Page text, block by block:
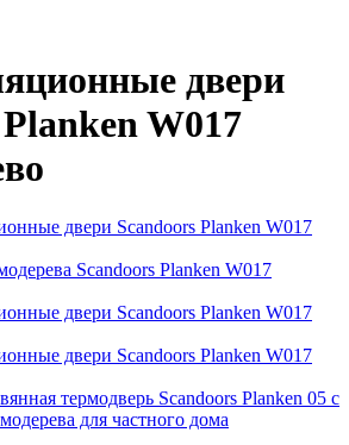
двери
W017